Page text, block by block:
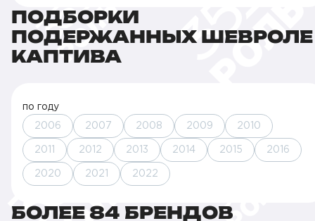
ПОДБОРКИ
ПОДЕРЖАННЫХ ШЕВРОЛЕ
КАПТИВА
по году
2006 2007 2008 2009 2010
2011 2012 2013 2014 2015 2016
2020 2021 2022
БОЛЕЕ 84 БРЕНДОВ